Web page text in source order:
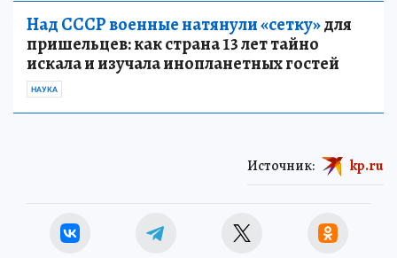
Над СССР военные натянули «сетку»для
пришельцев: как страна 13 лет тайно
искала и изучала инопланетных гостей
НАУКА
Источник: kp.ru